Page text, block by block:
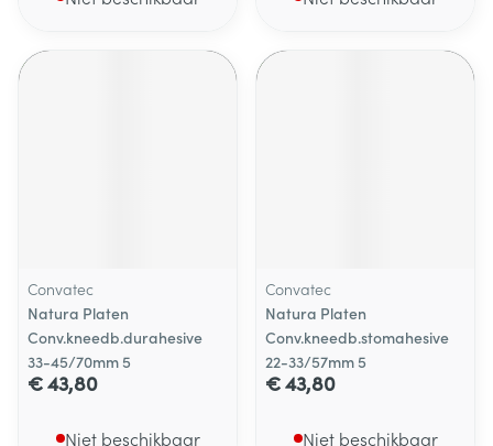
Convatec
Natura Platen
Conv.kneedb.durahesive
33-45/70mm 5
€ 43,80
Niet beschikbaar
Convatec
Natura Platen
Conv.kneedb.stomahesive
22-33/57mm 5
€ 43,80
Niet beschikbaar